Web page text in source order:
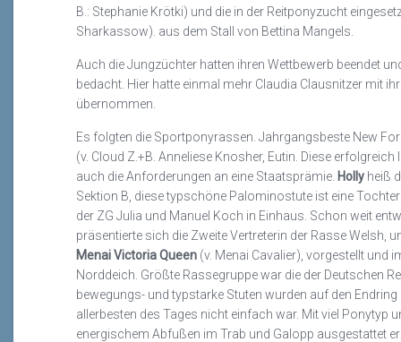
B.: Stephanie Krötki) und die in der Reitponyzucht
Sharkassow). aus dem Stall von Bettina Mangels.
Auch die Jungzüchter hatten ihren Wettbewerb beendet
bedacht. Hier hatte einmal mehr Claudia Clausnitzer mit
übernommen.
Es folgten die Sportponyrassen. Jahrgangsbeste New
(v. Cloud Z.+B. Anneliese Knosher, Eutin. Diese
auch die Anforderungen an eine Staatsprämie. Holly heiß
Sektion B, diese typschöne Palominostute ist eine
der ZG Julia und Manuel Koch in Einhaus. Schon weit
präsentierte sich die Zweite Vertreterin der Rasse Welsh,
Menai Victoria Queen (v. Menai Cavalier), vorgestellt und
Norddeich. Größte Rassegruppe war die der Deutschen
bewegungs- und typstarke Stuten wurden auf den
allerbesten des Tages nicht einfach war. Mit viel Ponytyp
energischem Abfußen im Trab und Galopp ausgestattet